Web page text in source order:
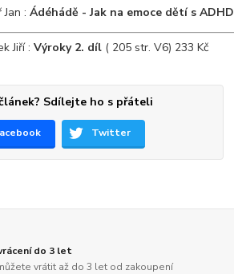
Jan :Ádéhádě - Jak na emoce dětí s ADHD
Jiří :Výroky 2. díl ( 205 str. V6) 233 Kč
Sdílejte ho s přáteli
Twitter
do 3 let
vrátit až do 3 let od zakoupení